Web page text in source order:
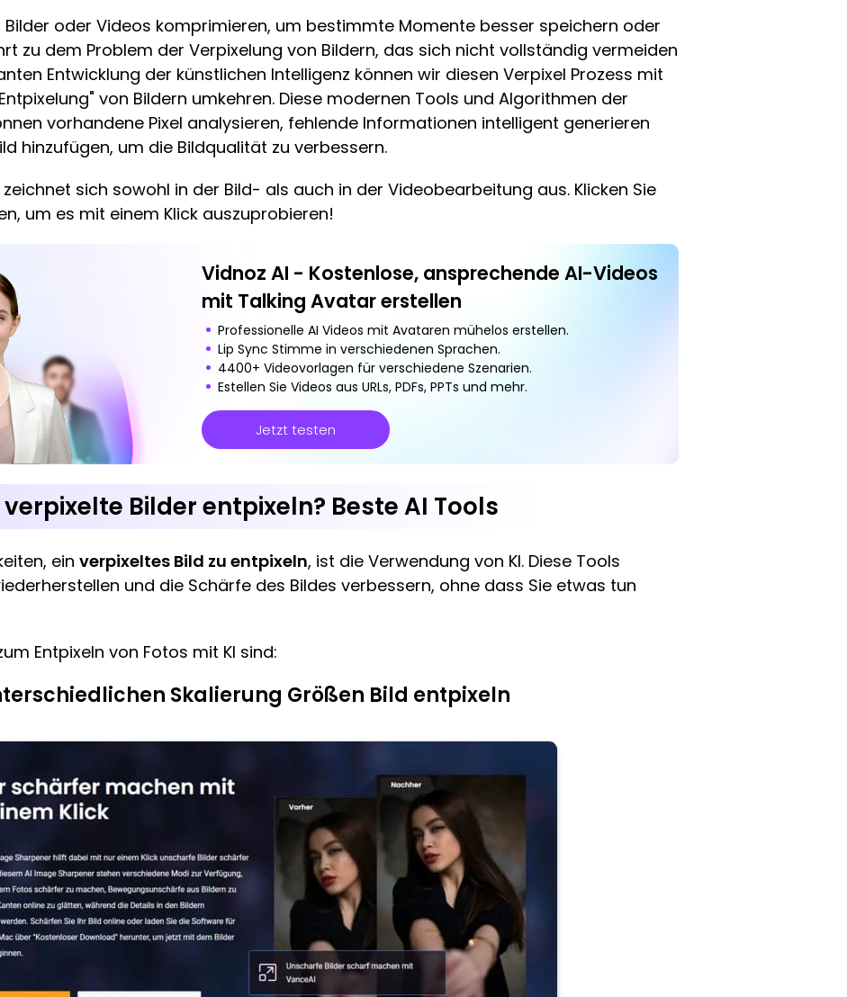
Bilder oder Videos komprimieren, um bestimmte Momente besser speichern oder
zu dem Problem der Verpixelung von Bildern, das sich nicht vollständig vermeiden
Entwicklung der künstlichen Intelligenz können wir diesen Verpixel Prozess mit
von Bildern umkehren. Diese modernen Tools und Algorithmen der
vorhandene Pixel analysieren, fehlende Informationen intelligent generieren
hinzufügen, um die Bildqualität zu verbessern.
sich sowohl in der Bild- als auch in der Videobearbeitung aus. Klicken Sie
um es mit einem Klick auszuprobieren!
Vidnoz AI - Kostenlose, ansprechende AI-Videos
mit Talking Avatar erstellen
Professionelle AI Videos mit Avataren mühelos erstellen.
Lip Sync Stimme in verschiedenen Sprachen.
4400+ Videovorlagen für verschiedene Szenarien.
Estellen Sie Videos aus URLs, PDFs, PPTs und mehr.
Jetzt testen
Bilder entpixeln? Beste AI Tools
ein verpixeltes Bild zu entpixeln, ist die Verwendung von KI. Diese Tools
und die Schärfe des Bildes verbessern, ohne dass Sie etwas tun
Entpixeln von Fotos mit KI sind:
Skalierung Größen Bild entpixeln